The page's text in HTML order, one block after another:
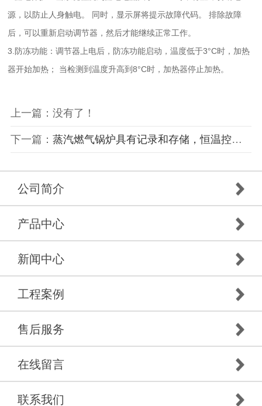
源，以防止人身触电。 同时，显示屏将提示故障代码。 排除故障
后，可以重新启动调节器，然后才能继续正常工作。
3.防冻功能：调节器上电后，防冻功能启动，温度低于3°C时，加热
器开始加热； 当检测到温度升高到8°C时，加热器停止加热。
上一篇：没有了！
下一篇： 蒸汽燃气锅炉​具有记录和存储，恒温控制，加强保温，防止泄漏，减少热损失的功能
公司简介
产品中心
新闻中心
工程案例
售后服务
在线留言
联系我们